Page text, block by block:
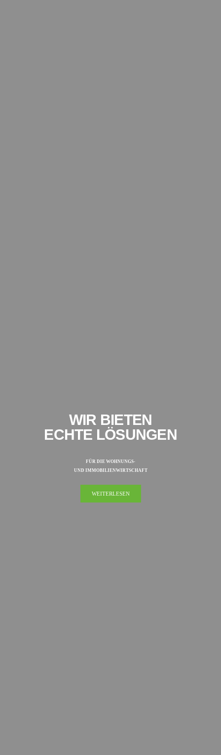
WIR BIETEN
ECHTE LÖSUNGEN
FÜR DIE WOHNUNGS-
UND IMMOBILIENWIRTSCHAFT
WEITERLESEN